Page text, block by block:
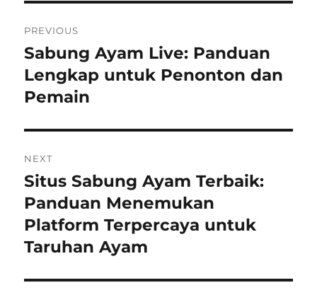
o
s
t
n
a
v
i
g
a
PREVIOUS
P
r
e
i
s
p
o
s
Sabung Ayam Live: Panduan
Lengkap untuk Penonton dan
Pemain
NEXT
N
e
x
t
o
Situs Sabung Ayam Terbaik:
Panduan Menemukan
Platform Terpercaya untuk
Taruhan Ayam